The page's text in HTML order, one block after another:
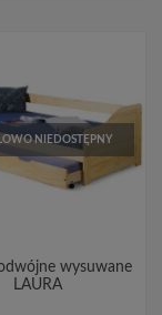
NIEDOSTĘPNY
wysuwane
LAURA